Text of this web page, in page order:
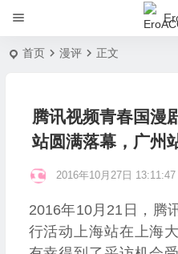
首页 漫评 正文
腾讯视频青春国漫
站圆满落幕，广州
2016年10月27日 13:11:47
2016年10月21日，腾
行活动上海站在上海